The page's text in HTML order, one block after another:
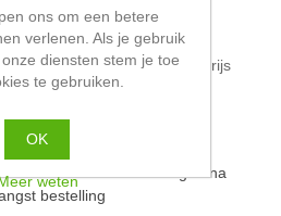
incl. BTW
artikelen in de kleurstelling Grijs
uitgebreide omschrijving.
binnen 2-4 werkdagen na
bestelling
ons om een betere
verlenen. Als je gebruik
diensten stem je toe
te gebruiken.
OK
weten